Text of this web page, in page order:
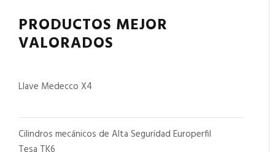
PRODUCTOS MEJOR
VALORADOS
Llave Medecco X4
Cilindros mecánicos de Alta Seguridad Europerfil